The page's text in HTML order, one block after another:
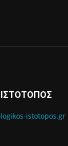
istotopos.gr